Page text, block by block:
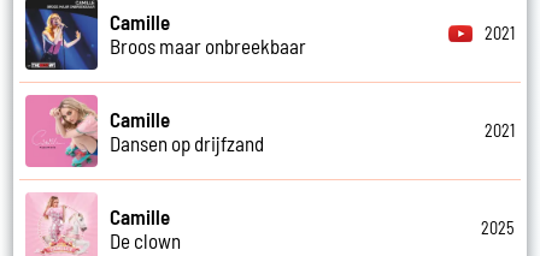
Camille
Broos maar onbreekbaar
2021
Camille
Dansen op drijfzand
2021
Camille
De clown
2025